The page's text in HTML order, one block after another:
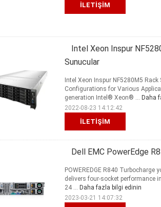
İLETIŞIM
Intel Xeon Inspur
Sunucular
İLETIŞIM
Intel Xeon Inspur NF5280M5
Configurations for Various
generation Intel® Xeon® ... Daha
2022-08-23 14:12:42
Dell EMC PowerEdge
POWEREDGE R840
delivers four-socket performance
24 ... Daha fazla bilgi edinin
2023-03-21 14:07:32